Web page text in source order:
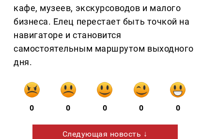
кафе, музеев, экскурсоводов и малого
бизнеса. Елец перестает быть точкой на
навигаторе и становится
самостоятельным маршрутом выходного
дня.
0 0 0 0 0
Следующая новость ↓